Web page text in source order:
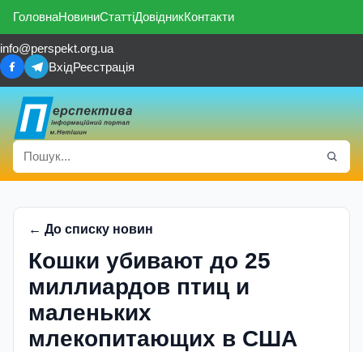
ГоловнаНовиниСтаттіДовідникКонтакти
info@perspekt.org.ua
ВхідРеєстрація
← До списку новин
Кошки убивают до 25
миллиардов птиц и
маленьких
млекопитающих в США